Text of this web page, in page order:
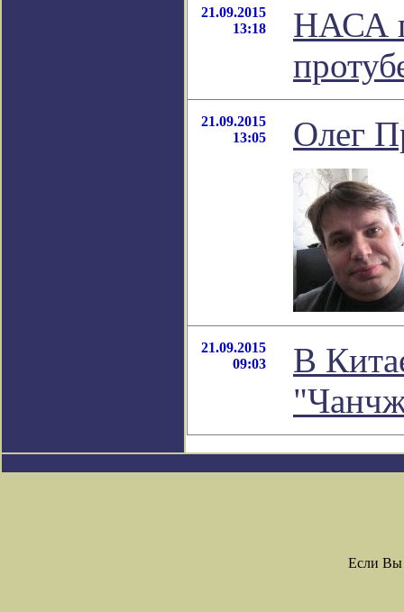
21.09.2015
13:18
НАСА
21.09.2015
13:05
Олег
21.09.2015
09:03
В
Если Вы